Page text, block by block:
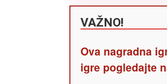
VAŽNO!
Ova nagradna
igre pogledajte